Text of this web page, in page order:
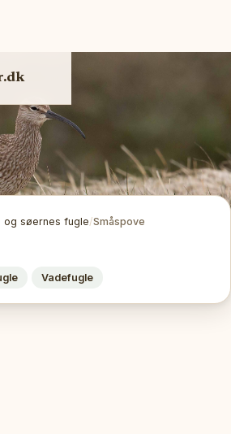
og søernes fugle/Småspove
Vadefugle